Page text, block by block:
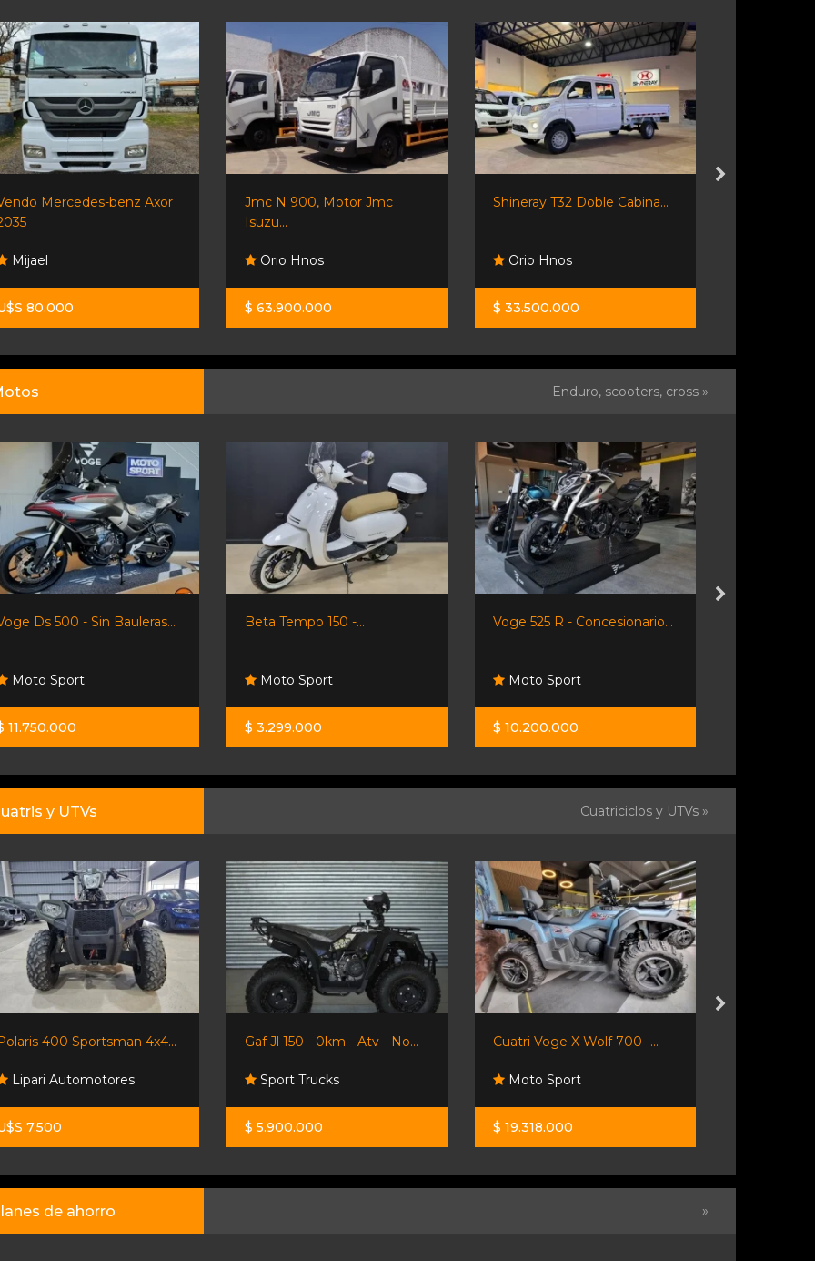
Mercedes-benz Axor
Mijael
80.000
Jmc N 900, Motor Jmc
Isuzu...
Orio Hnos
$ 63.900.000
Shineray T32 Doble Cabina...
Orio Hnos
$ 33.500.000
Enduro, scooters, cross »
Ds 500 - Sin Bauleras...
Moto Sport
11.750.000
Beta Tempo 150 -...
Moto Sport
$ 3.299.000
Voge 525 R - Concesionario...
Moto Sport
$ 10.200.000
y UTVs Cuatriciclos y UTVs »
400 Sportsman 4x4...
Lipari Automotores
7.500
Gaf Jl 150 - 0km - Atv - No...
Sport Trucks
$ 5.900.000
Cuatri Voge X Wolf 700 -...
Moto Sport
$ 19.318.000
de ahorro »